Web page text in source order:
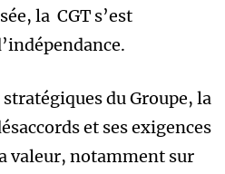
la CGT s’est
du Groupe, la
et ses exigences
valeur, notamment sur